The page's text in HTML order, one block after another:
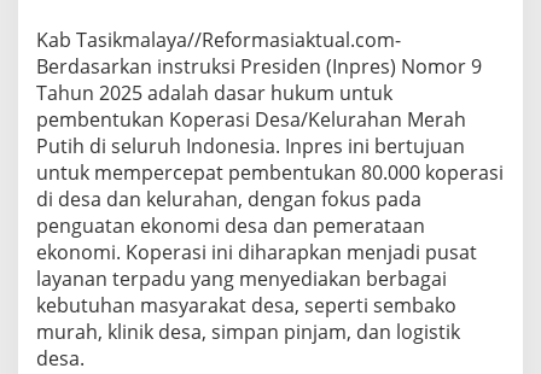
Kab Tasikmalaya//Reformasiaktual.com-
Berdasarkan instruksi Presiden (Inpres) Nomor 9
Tahun 2025 adalah dasar hukum untuk
pembentukan Koperasi Desa/Kelurahan Merah
Putih di seluruh Indonesia. Inpres ini bertujuan
untuk mempercepat pembentukan 80.000 koperasi
di desa dan kelurahan, dengan fokus pada
penguatan ekonomi desa dan pemerataan
ekonomi. Koperasi ini diharapkan menjadi pusat
layanan terpadu yang menyediakan berbagai
kebutuhan masyarakat desa, seperti sembako
murah, klinik desa, simpan pinjam, dan logistik
desa.